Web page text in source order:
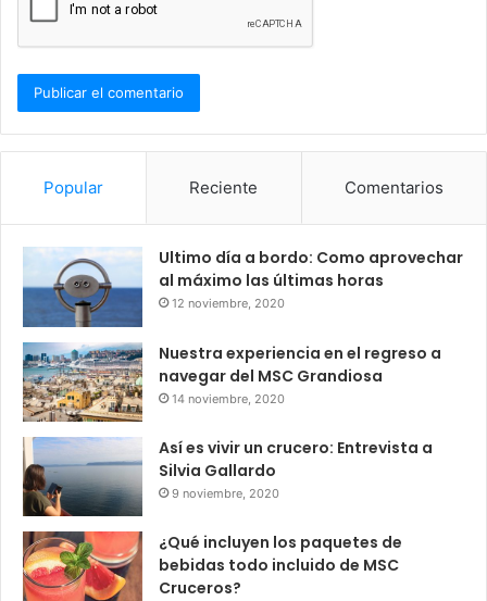
Popular Reciente Comentarios
Ultimo día a bordo: Como aprovechar
al máximo las últimas horas
12 noviembre, 2020
Nuestra experiencia en el regreso a
navegar del MSC Grandiosa
14 noviembre, 2020
Así es vivir un crucero: Entrevista a
Silvia Gallardo
9 noviembre, 2020
¿Qué incluyen los paquetes de
bebidas todo incluido de MSC
Cruceros?